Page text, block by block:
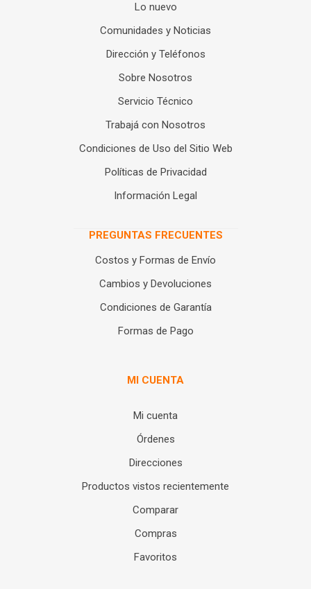
Lo nuevo
Comunidades y Noticias
Dirección y Teléfonos
Sobre Nosotros
Servicio Técnico
Trabajá con Nosotros
Condiciones de Uso del Sitio Web
Políticas de Privacidad
Información Legal
PREGUNTAS FRECUENTES
Costos y Formas de Envío
Cambios y Devoluciones
Condiciones de Garantía
Formas de Pago
MI CUENTA
Mi cuenta
Órdenes
Direcciones
Productos vistos recientemente
Comparar
Compras
Favoritos